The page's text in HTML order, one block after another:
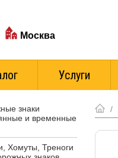
Москва
Услуги
/
знаки
и временные
Хомуты, Треноги